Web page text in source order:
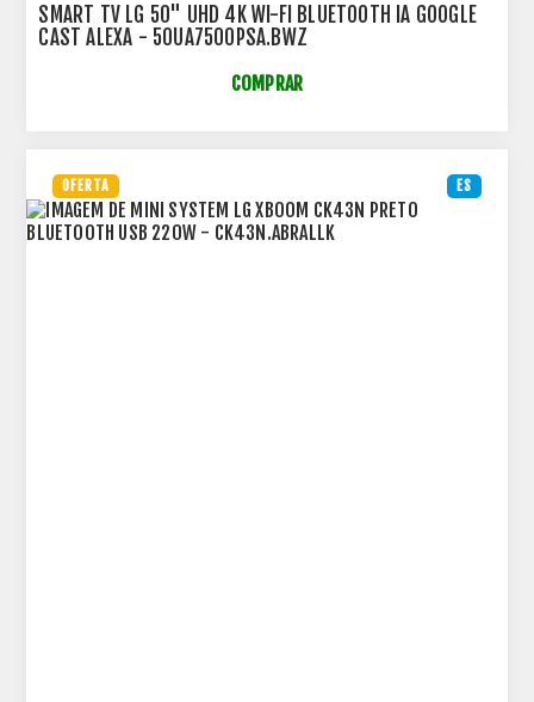
SMART TV LG 50" UHD 4K WI-FI BLUETOOTH IA GOOGLE
CAST ALEXA - 50UA7500PSA.BWZ
COMPRAR
ES
OFERTA